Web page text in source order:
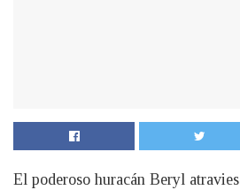
El poderoso huracán Beryl